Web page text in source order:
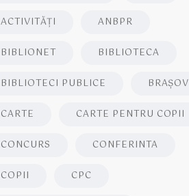
ACTIVITĂŢI ANBPR
BIBLIONET BIBLIOTECA
BIBLIOTECI PUBLICE BRAŞOV
CARTE CARTE PENTRU COPII
CONCURS CONFERINTA
COPII CPC